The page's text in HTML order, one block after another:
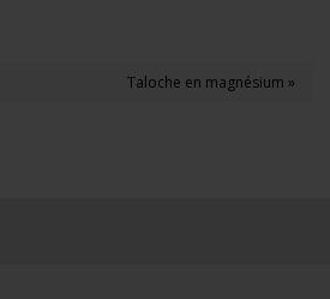
Taloche en magnésium »